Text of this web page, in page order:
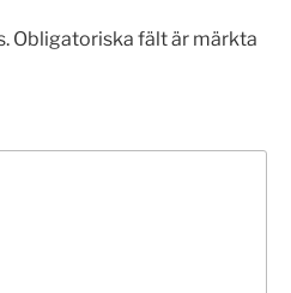
Obligatoriska fält är märkta